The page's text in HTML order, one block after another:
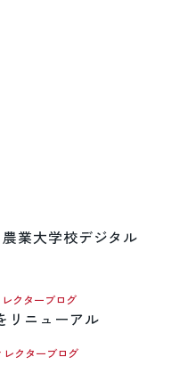
農業大学校デジタル
レクターブログ
リニューアル
レクターブログ